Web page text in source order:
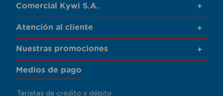
Comercial Kywi S.A. +
Atención al cliente +
Nuestras promociones +
Medios de pago
Tarjetas de crédito y débito